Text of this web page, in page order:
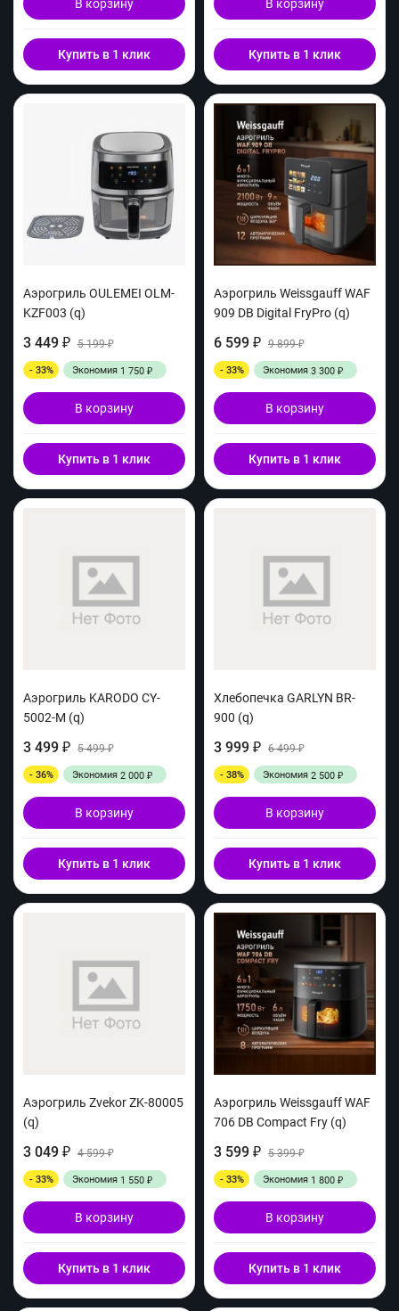
В корзину
Купить в 1 клик
В корзину
Купить в 1 клик
Аэрогриль OULEMEI OLM-
KZF003 (q)
3 449 ₽ 5 199₽
- 33% Экономия 1 750 ₽
В корзину
Купить в 1 клик
Аэрогриль Weissgauff WAF
909 DB Digital FryPro (q)
6 599 ₽ 9 899₽
- 33% Экономия 3 300 ₽
В корзину
Купить в 1 клик
Аэрогриль KARODO CY-
5002-M (q)
3 499 ₽ 5 499₽
- 36% Экономия 2 000 ₽
В корзину
Купить в 1 клик
Хлебопечка GARLYN BR-
900 (q)
3 999 ₽ 6 499₽
- 38% Экономия 2 500 ₽
В корзину
Купить в 1 клик
Аэрогриль Zvekor ZK-80005
(q)
3 049 ₽ 4 599₽
- 33% Экономия 1 550 ₽
В корзину
Купить в 1 клик
Аэрогриль Weissgauff WAF
706 DB Compact Fry (q)
3 599 ₽ 5 399₽
- 33% Экономия 1 800 ₽
В корзину
Купить в 1 клик